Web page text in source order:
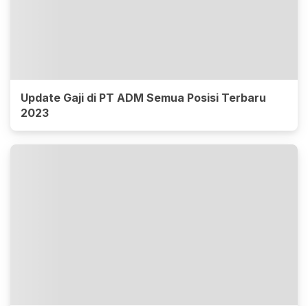
Update Gaji di PT ADM Semua Posisi Terbaru
2023